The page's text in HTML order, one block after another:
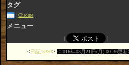
タグ
Chrome
メニュー
日記:3393 2016年03月21日(月) 00:36更新